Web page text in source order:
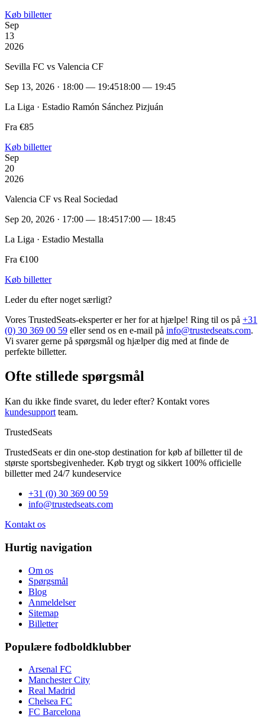
Køb billetter
Sep
13
2026
Sevilla FC vs Valencia CF
Sep 13, 2026 · 18:00 — 19:4518:00 — 19:45
La Liga · Estadio Ramón Sánchez Pizjuán
Fra €85
Køb billetter
Sep
20
2026
Valencia CF vs Real Sociedad
Sep 20, 2026 · 17:00 — 18:4517:00 — 18:45
La Liga · Estadio Mestalla
Fra €100
Køb billetter
Leder du efter noget særligt?
Vores TrustedSeats-eksperter er her for at hjælpe! Ring til os på +31
(0) 30 369 00 59 eller send os en e-mail på info@trustedseats.com.
Vi svarer gerne på spørgsmål og hjælper dig med at finde de
perfekte billetter.
Ofte stillede spørgsmål
Kan du ikke finde svaret, du leder efter? Kontakt vores
kundesupport team.
TrustedSeats
TrustedSeats er din one-stop destination for køb af billetter til de
største sportsbegivenheder. Køb trygt og sikkert 100% officielle
billetter med 24/7 kundeservice
+31 (0) 30 369 00 59
info@trustedseats.com
Kontakt os
Hurtig navigation
Om os
Spørgsmål
Blog
Anmeldelser
Sitemap
Billetter
Populære fodboldklubber
Arsenal FC
Manchester City
Real Madrid
Chelsea FC
FC Barcelona